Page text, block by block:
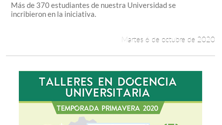
Más de 370 estudiantes de nuestra Universidad se
incribieron en la iniciativa.
Martes 6 de octubre de 2020